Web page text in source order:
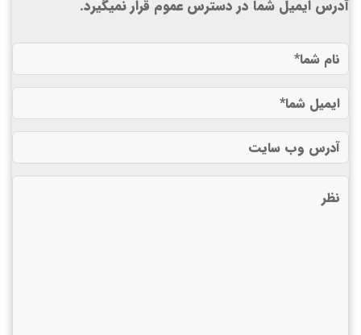
آدرس ایمیل شما در دسترس عموم قرار نمیگیرد.